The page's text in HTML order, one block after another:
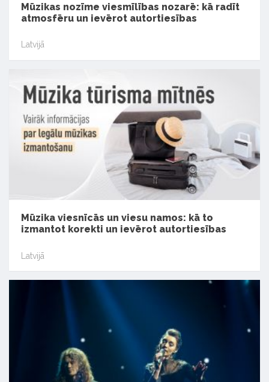
Mūzikas nozīme viesmīlības nozarē: kā radīt
atmosfēru un ievērot autortiesības
Latvijā
Mūzika viesnīcās un viesu namos: kā to
izmantot korekti un ievērot autortiesības
Latvijā